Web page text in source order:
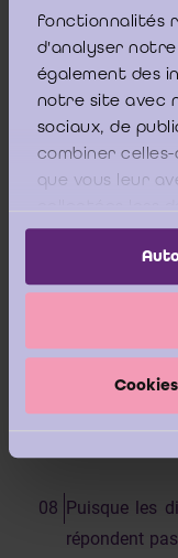
fonctionnalités
d'analyser
également des
notre site avec
sociaux, de
combiner
que vous leur
services.
interne
nécessaire
financiers
significatives,
ou résultent
Par ailleurs,
du 7
la lecture du
les droits et
précisés dans
Puisque les
répondent